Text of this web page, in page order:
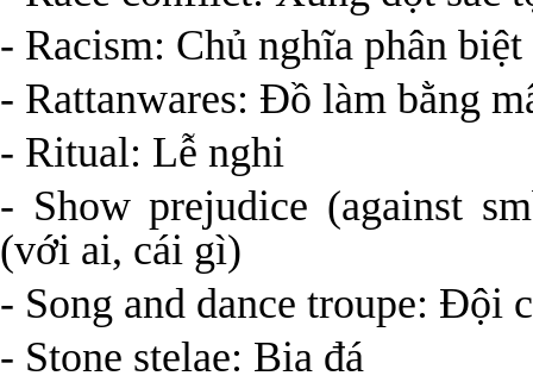
- Racism: Chủ nghĩa phân
- Rattanwares: Đồ làm bằng
- Ritual: Lễ nghi
- Show prejudice (against
(với ai, cái gì)
- Song and dance troupe: Đội
- Stone stelae: Bia đá